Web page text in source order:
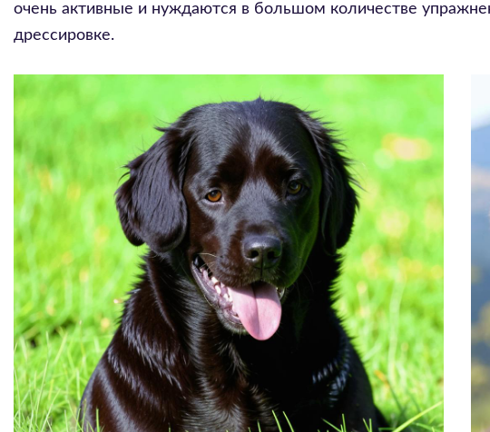
очень активные и нуждаются в большом количестве
дрессировке.